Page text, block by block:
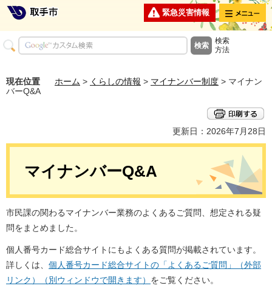
緊急災害情報 メニュー
検索
方法
現在位置 ホーム > くらしの情報 > マイナンバー制度 > マイナン
バーQ&A
更新日：2026年7月28日
マイナンバーQ&A
市民課の関わるマイナンバー業務のよくあるご質問、想定される疑
問をまとめました。
個人番号カード総合サイトにもよくある質問が掲載されています。
詳しくは、 個人番号カード総合サイトの「よくあるご質問」（外部
リンク）（別ウィンドウで開きます） をご覧ください。